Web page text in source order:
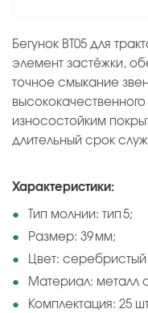
Бегунок BT05 для
элемент застёжки,
точное смыкание
износостойким
длительный срок
Характеристики:
Тип молнии: тип 5;
Размер: 39 мм;
Цвет: серебристый
Материал: металл
Комплектация: 25